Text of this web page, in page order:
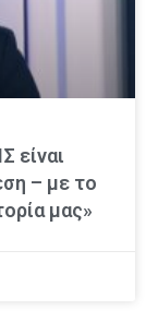
είναι
– με το
μας»